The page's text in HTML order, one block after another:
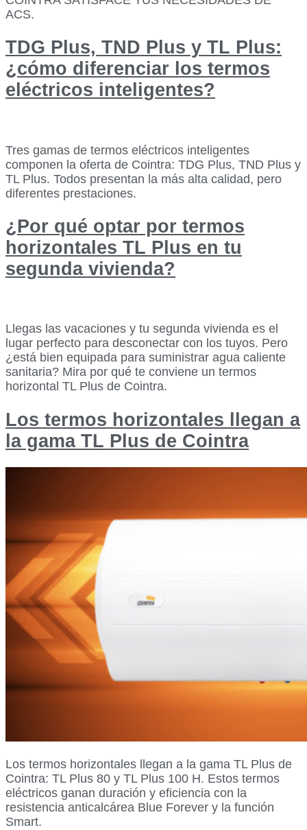
ACS.
TDG Plus, TND Plus y TL Plus:
¿cómo diferenciar los termos
eléctricos inteligentes?
Tres gamas de termos eléctricos inteligentes
componen la oferta de Cointra: TDG Plus, TND Plus y
TL Plus. Todos presentan la más alta calidad, pero
diferentes prestaciones.
¿Por qué optar por termos
horizontales TL Plus en tu
segunda vivienda?
Llegas las vacaciones y tu segunda vivienda es el
lugar perfecto para desconectar con los tuyos. Pero
¿está bien equipada para suministrar agua caliente
sanitaria? Mira por qué te conviene un termos
horizontal TL Plus de Cointra.
Los termos horizontales llegan a
la gama TL Plus de Cointra
Los termos horizontales llegan a la gama TL Plus de
Cointra: TL Plus 80 y TL Plus 100 H. Estos termos
eléctricos ganan duración y eficiencia con la
resistencia anticalcárea Blue Forever y la función
Smart.